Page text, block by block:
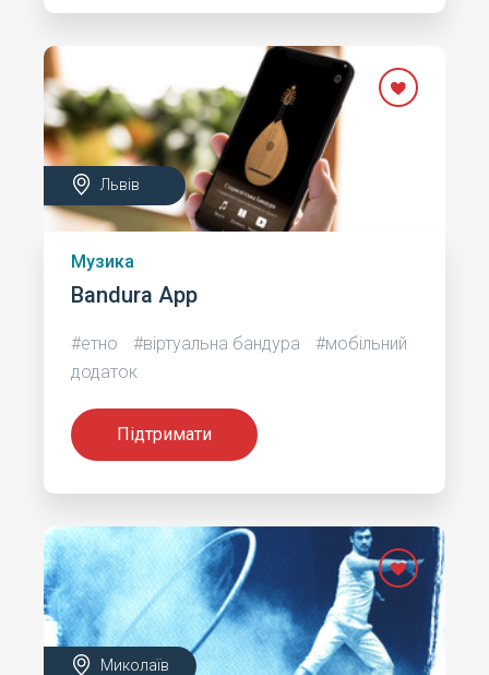
Львів
Музика
Bandura App
#етно #віртуальна бандура
#мобільний
додаток
Підтримати
Миколаїв